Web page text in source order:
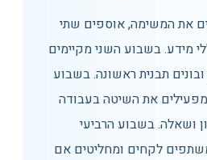
את המשימה, אוספים שתי
מידע. בשבוע השני מקיימים
תבנית ראשונה. בשבוע
את השיטה בעבודה
ושאלה. בשבוע הרביעי
לקחים ומחליטים אם